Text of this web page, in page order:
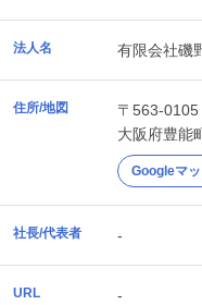
法人名 有限会社磯
住所/地図
〒563-0105
大阪府豊能
Googleマ
社長/代表者 -
URL -